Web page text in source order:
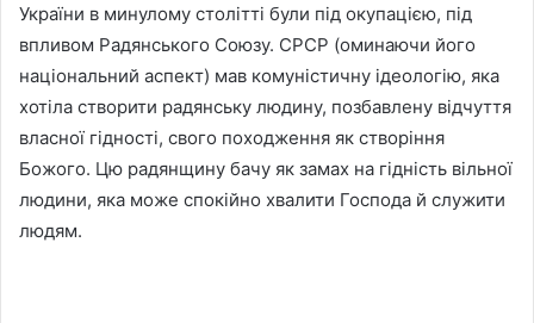
України в минулому столiттi були пiд окупацiєю, пiд
впливом Радянського Союзу. СРСР (оминаючи його
нацiональний аспект) мав комунiстичну iдеологiю, яка
хотiла створити радянську людину, позбавлену вiдчуття
власної гiдностi, свого походження як створiння
Божого. Цю радянщину бачу як замах на гiднiсть вiльної
людини, яка може спокiйно хвалити Господа й служити
людям.